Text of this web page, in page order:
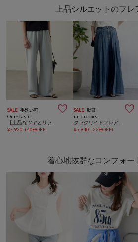
上品シルエットのフレ
SALE 手洗い可 
Omekashi
¥7,920 (40%OFF)
SALE 動画 
un dix cors
¥5,940 (22%OFF)
着心地抜群なコンフォー